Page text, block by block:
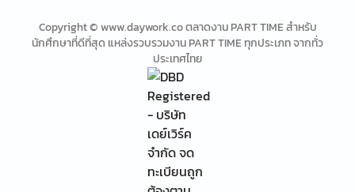
Copyright © www.daywork.co ตลาดงาน PART TIME สำหรับ
นักศึกษาที่ดีที่สุด แหล่งรวบรวมงาน PART TIME ทุกประเภท จากทั่ว
ประเทศไทย